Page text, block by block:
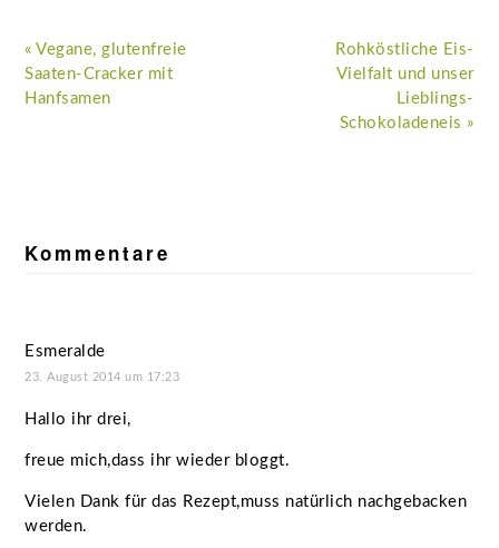
Vorheriger
Beitrag:
« Vegane, glutenfreie
Saaten-Cracker mit
Hanfsamen
Nächster
Beitrag:
Rohköstliche Eis-
Vielfalt und unser
Lieblings-
Schokoladeneis »
Kommentare
Esmeralde
23. August 2014 um 17:23
Hallo ihr drei,
freue mich,dass ihr wieder bloggt.
Vielen Dank für das Rezept,muss natürlich nachgebacken
werden.